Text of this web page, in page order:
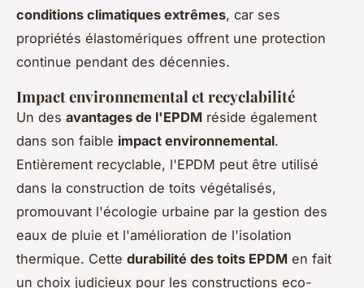
conditions climatiques extrêmes, car ses
propriétés élastomériques offrent une protection
continue pendant des décennies.
Impact environnemental et recyclabilité
Un des avantages de l'EPDM réside également
dans son faible impact environnemental.
Entièrement recyclable, l'EPDM peut être utilisé
dans la construction de toits végétalisés,
promouvant l'écologie urbaine par la gestion des
eaux de pluie et l'amélioration de l'isolation
thermique. Cette durabilité des toits EPDM en fait
un choix judicieux pour les constructions eco-